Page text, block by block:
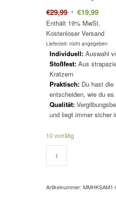
€29,99 Ursprünglicher
Preis
war:
€29,99
€19,99
Preis
ist:
€19,99.
Enthält 19% MwSt.
Kostenloser Versand
Lieferzeit: nicht angegeben
Individuell: Auswahl
Stoßfest: Aus
Kratzern
Praktisch: Du hast
entscheiden, wie du
Qualität:
und liegt immer sicher
10 vorrätig
Artikelnummer: